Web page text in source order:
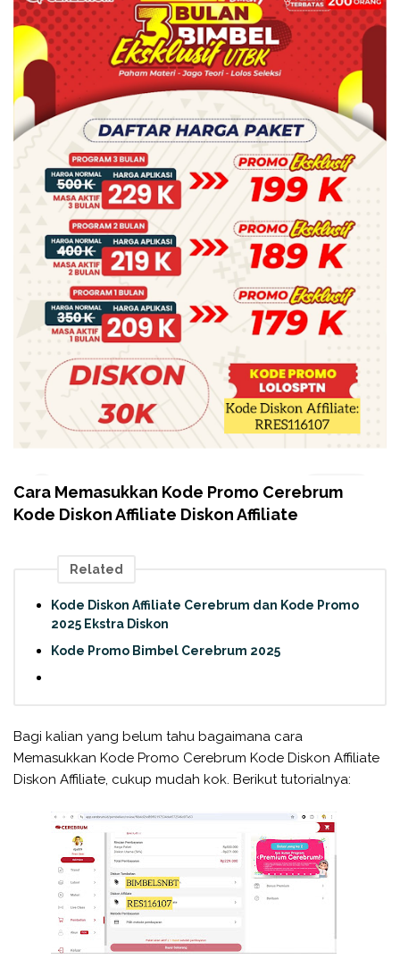
Cara Memasukkan Kode Promo Cerebrum
Kode Diskon Affiliate Diskon Affiliate
Related
Kode Diskon Affiliate Cerebrum dan Kode Promo
2025 Ekstra Diskon
Kode Promo Bimbel Cerebrum 2025
Bagi kalian yang belum tahu bagaimana cara
Memasukkan Kode Promo Cerebrum Kode Diskon Affiliate
Diskon Affiliate, cukup mudah kok. Berikut tutorialnya: